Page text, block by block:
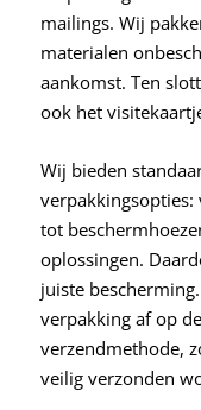
mailings. Wij
materialen
aankomst. Ten
ook het
Wij bieden
verpakkingsopties:
tot
oplossingen.
juiste
verpakking af op
verzendmethode,
veilig verzonden